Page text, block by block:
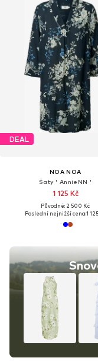
DEAL
NOA NOA
Šaty ' AnnieNN '
1 125 Kč
Původně: 2 500 Kč
Poslední nejnižší cena:1